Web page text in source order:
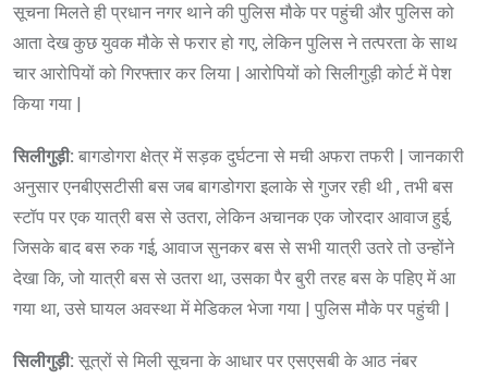
सूचना मिलते ही प्रधान नगर थाने की पुलिस मौके पर पहुंची और पुलिस को
आता देख कुछ युवक मौके से फरार हो गए, लेकिन पुलिस ने तत्परता के साथ
चार आरोपियों को गिरफ्तार कर लिया | आरोपियों को सिलीगुड़ी कोर्ट में पेश
किया गया |
सिलीगुड़ी: बागडोगरा क्षेत्र में सड़क दुर्घटना से मची अफरा तफरी | जानकारी
अनुसार एनबीएसटीसी बस जब बागडोगरा इलाके से गुजर रही थी , तभी बस
स्टॉप पर एक यात्री बस से उतरा, लेकिन अचानक एक जोरदार आवाज हुई,
जिसके बाद बस रुक गई, आवाज सुनकर बस से सभी यात्री उतरे तो उन्होंने
देखा कि, जो यात्री बस से उतरा था, उसका पैर बुरी तरह बस के पहिए में आ
गया था, उसे घायल अवस्था में मेडिकल भेजा गया | पुलिस मौके पर पहुंची |
सिलीगुड़ी: सूत्रों से मिली सूचना के आधार पर एसएसबी के आठ नंबर